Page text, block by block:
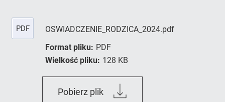
PDF
OSWIADCZENIE_RODZICA_2024.pdf
Format pliku: PDF
Wielkość pliku: 128 KB
Pobierz plik